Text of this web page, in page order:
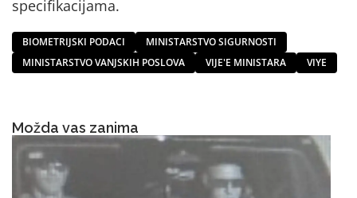
specifikacijama.
BIOMETRIJSKI PODACI
MINISTARSTVO SIGURNOSTI
MINISTARSTVO VANJSKIH POSLOVA
VIJE'E MINISTARA VIYE
Možda vas zanima